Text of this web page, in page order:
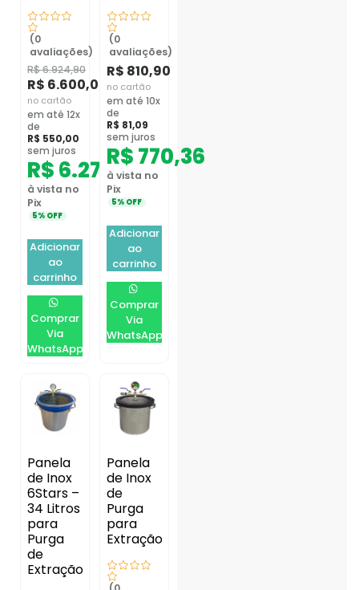
(0
avaliações)
R$6.924,90
R$ 6.600,00
no cartão
em até 12x
de
R$ 550,00
sem juros
R$6.270,00
à vista no
Pix
5% OFF
Adicionar
ao
carrinho
Comprar
Via
WhatsApp
(0
avaliações)
R$ 810,90
no cartão
em até 10x
de
R$ 81,09
sem juros
R$770,36
à vista no
Pix
5% OFF
Adicionar
ao
carrinho
Comprar
Via
WhatsApp
Panela
de Inox
6Stars –
34 Litros
para
Purga
de
Extração
Panela
de Inox
de
Purga
para
Extração